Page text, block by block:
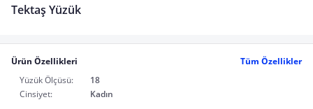
Tektaş Yüzük
Ürün Özellikleri
Tüm Özellikler
Yüzük Ölçüsü:
18
Cinsiyet:
Kadın